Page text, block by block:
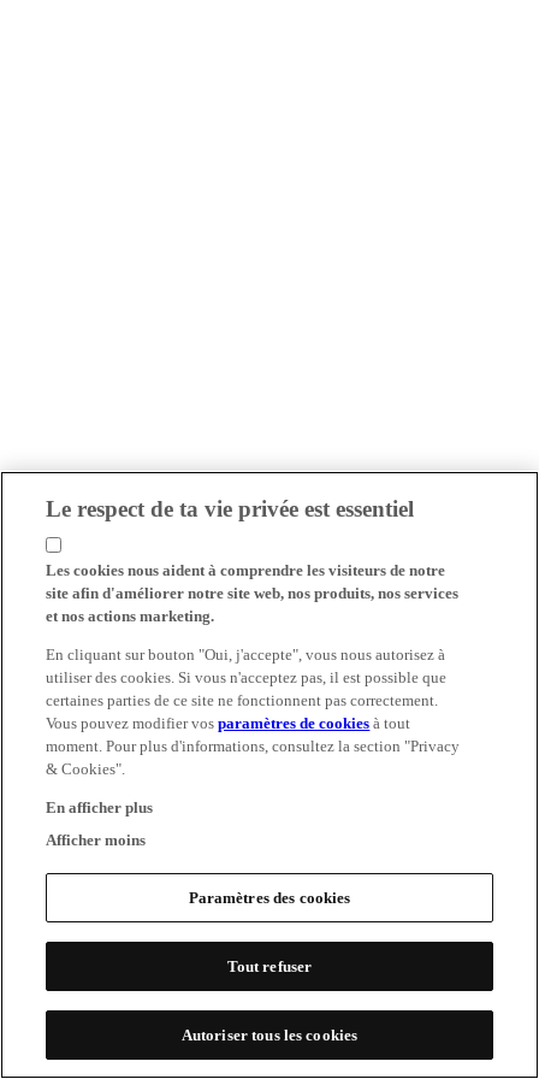
Le respect de ta vie privée est essentiel
Les cookies nous aident à comprendre les visiteurs de notre
site afin d'améliorer notre site web, nos produits, nos services
et nos actions marketing.
En cliquant sur bouton "Oui, j'accepte", vous nous autorisez à
utiliser des cookies. Si vous n'acceptez pas, il est possible que
certaines parties de ce site ne fonctionnent pas correctement.
Vous pouvez modifier vosparamètres de cookies à tout
moment. Pour plus d'informations, consultez la section "Privacy
& Cookies".
En afficher plus
Afficher moins
Paramètres des cookies
Tout refuser
Autoriser tous les cookies